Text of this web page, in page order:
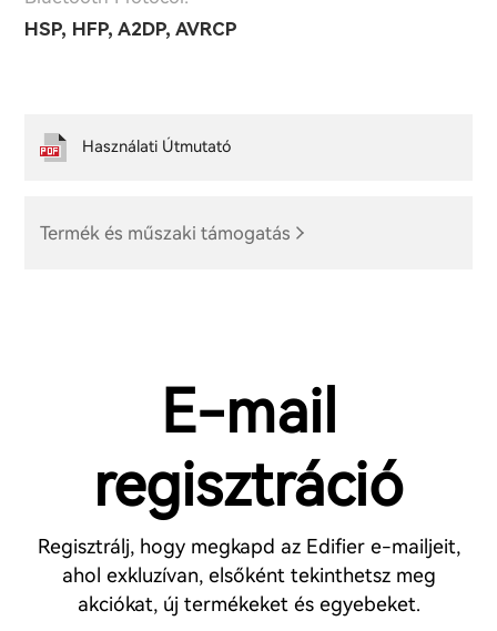
HSP, HFP, A2DP, AVRCP
Termék és műszaki támogatás
Használati Útmutató
E-mail
regisztráció
Regisztrálj, hogy megkapd az Edifier e-mailjeit,
ahol exkluzívan, elsőként tekinthetsz meg
akciókat, új termékeket és egyebeket.